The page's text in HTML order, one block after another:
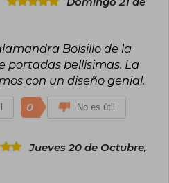
hadas El ickabog, que primero
más tarde donó todos los
más afectados por la
19. J.K. Rowling confiesa
ser escritora. Vive en Escocia
Bolsillo de la
portadas bellísimas. La
con un diseño genial.
0 No es útil
Jueves 20 de Octubre,